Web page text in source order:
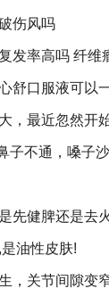
伤风吗
发率高吗 纤维
舒口服液可以
，最近忽然开
先健脾还是去
油性皮肤!
，关节间隙变